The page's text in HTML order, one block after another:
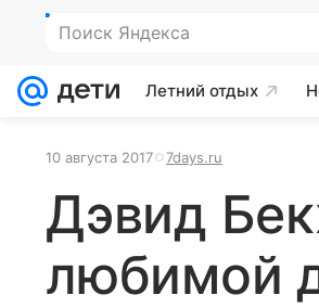
Поиск Яндекса
Летний отдых
10 августа 2017 7days.ru
Дэвид
любимой